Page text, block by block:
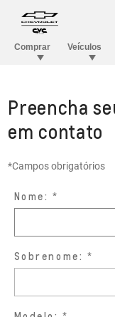
Preencha
em contato
*Campos obrigatórios
Nome:
Sobrenome: